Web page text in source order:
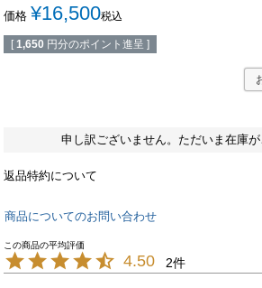
価格 ¥16,500税込
[ 1,650 円分のポイント進呈 ]
申し訳ございません。ただいま在庫が
返品特約について
商品についてのお問い合わせ
4.50 2